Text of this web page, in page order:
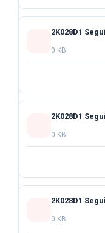
0 KB
0 KB
0 KB